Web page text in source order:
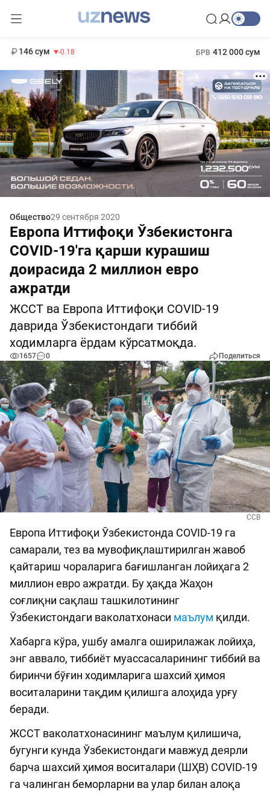
146 сум -0.18 БРВ 412 000 сум
Общество29 сентября 2020
Европа Иттифоқи Ўзбекистонга
COVID-19'га қарши курашиш
доирасида 2 миллион евро
ажратди
ЖССТ ва Европа Иттифоқи COVID-19
даврида Ўзбекистондаги тиббий
ходимларга ёрдам кўрсатмоқда.
1657 0 Поделиться
ССВ
Европа Иттифоқи Ўзбекистонда COVID-19 га
самарали, тез ва мувофиқлаштирилган жавоб
қайтариш чораларига бағишланган лойиҳага 2
миллион евро ажратди. Бу ҳақда Жаҳон
соғлиқни сақлаш ташкилотининг
Ўзбекистондаги ваколатхонаси маълум қилди.
Хабарга кўра, ушбу амалга оширилажак лойиҳа,
энг аввало, тиббиёт муассасаларининг тиббий ва
биринчи бўғин ходимларига шахсий ҳимоя
воситаларини тақдим қилишга алоҳида урғу
беради.
ЖССТ ваколатхонасининг маълум қилишича,
бугунги кунда Ўзбекистондаги мавжуд деярли
барча шахсий ҳимоя воситалари (ШҲВ) COVID-19
га чалинган беморларни ва улар билан алоқа